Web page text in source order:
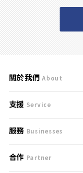
關於我們 About
刊登規範
服務條款
免責聲明
支援 Service
支援中心
聯絡我們
服務 Businesses
什麼是Goo鑑定？
合作 Partner